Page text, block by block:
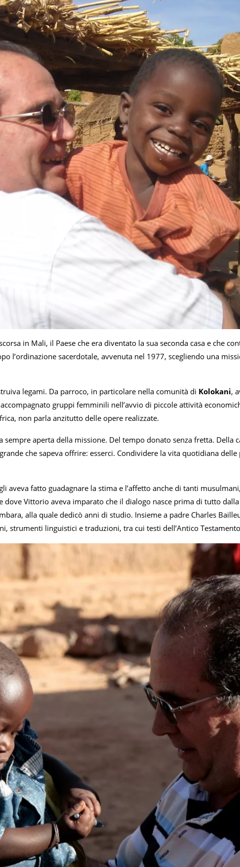
in Mali, il Paese che era diventato la sua seconda casa e che
l’ordinazione sacerdotale, avvenuta nel 1977, scegliendo una
legami. Da parroco, in particolare nella comunità di Kolokani,
gruppi femminili nell’avvio di piccole attività
non parla anzitutto delle opere realizzate.
sempre aperta della missione. Del tempo donato senza fretta. Della
che sapeva offrire: esserci. Condividere la vita quotidiana
aveva fatto guadagnare la stima e l’affetto anche di tanti
dove Vittorio aveva imparato che il dialogo nasce prima di tutto
alla quale dedicò anni di studio. Insieme a padre Charles
strumenti linguistici e traduzioni, tra cui testi dell’Antico